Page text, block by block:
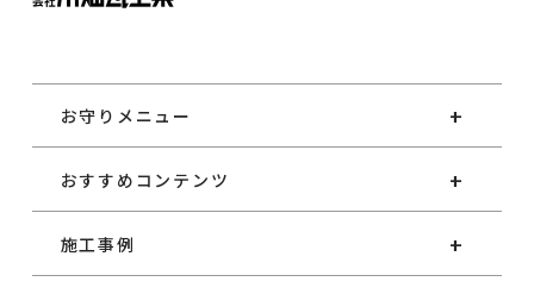
お守りメニュー
おすすめコンテンツ
施工事例